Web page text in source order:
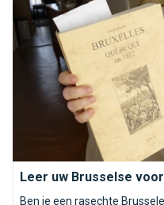
Leer uw Brusselse
Ben je een rasechte